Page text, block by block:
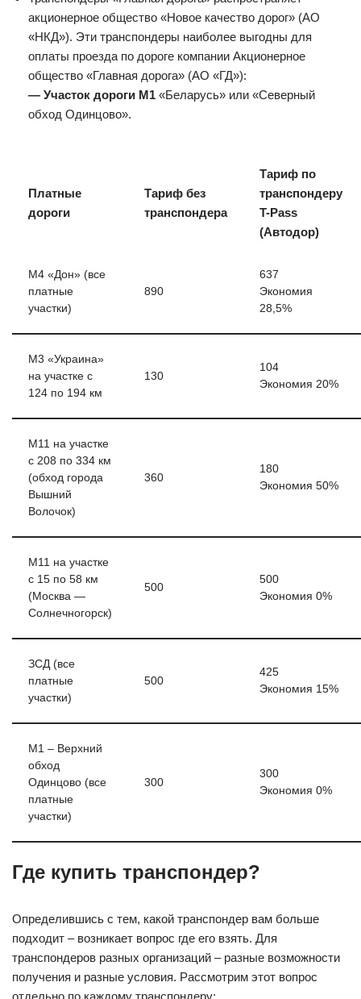
акционерное общество «Новое качество дорог» (АО
«НКД»). Эти транспондеры наиболее выгодны для
оплаты проезда по дороге компании Акционерное
общество «Главная дорога» (АО «ГД»):
— Участок дороги М1 «Беларусь» или «Северный
обход Одинцово».
Платные
дороги
Тариф без
транспондера
Тариф по
транспондеру
T-Pass
(Автодор)
М4 «Дон» (все
платные
участки)
890
637
Экономия
28,5%
М3 «Украина»
на участке с
124 по 194 км
130
104
Экономия 20%
М11 на участке
с 208 по 334 км
(обход города
Вышний
Волочок)
360
180
Экономия 50%
М11 на участке
с 15 по 58 км
(Москва —
Солнечногорск)
500
500
Экономия 0%
ЗСД (все
платные
участки)
500
425
Экономия 15%
М1 – Верхний
обход
Одинцово (все
платные
участки)
300
300
Экономия 0%
Где купить транспондер?
Определившись с тем, какой транспондер вам больше
подходит – возникает вопрос где его взять. Для
транспондеров разных организаций – разные возможности
получения и разные условия. Рассмотрим этот вопрос
отдельно по каждому транспондеру: